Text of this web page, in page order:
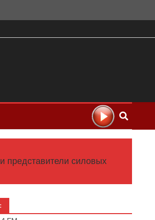
представители силовых